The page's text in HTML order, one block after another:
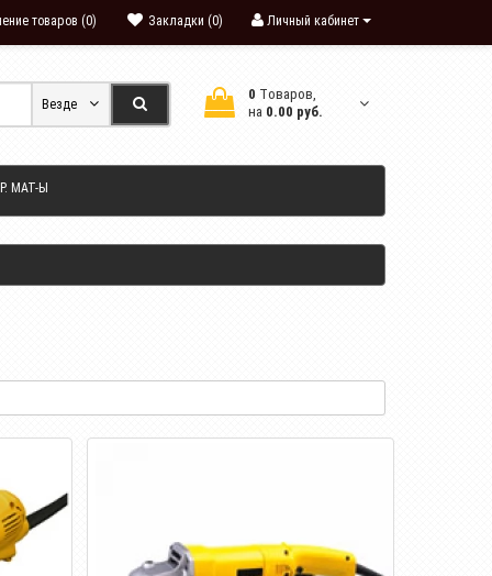
Личный кабинет
Закладки (0)
товаров (0)
0 Tоваров,
на 0.00 руб.
Везде
МАТ-Ы